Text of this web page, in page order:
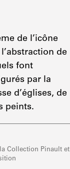
de l’icône
de
font
par la
d’églises, de
peints.
Collection Pinault et